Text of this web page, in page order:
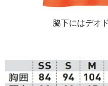
脇下にはデオ